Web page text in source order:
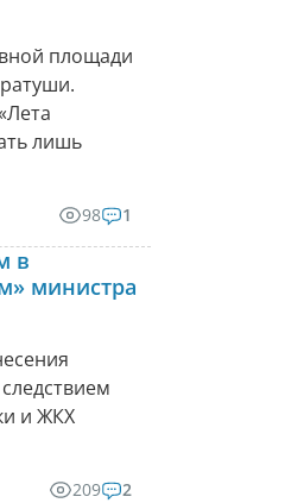
площади
лишь
98 1
в
министра
и ЖКХ
209 2